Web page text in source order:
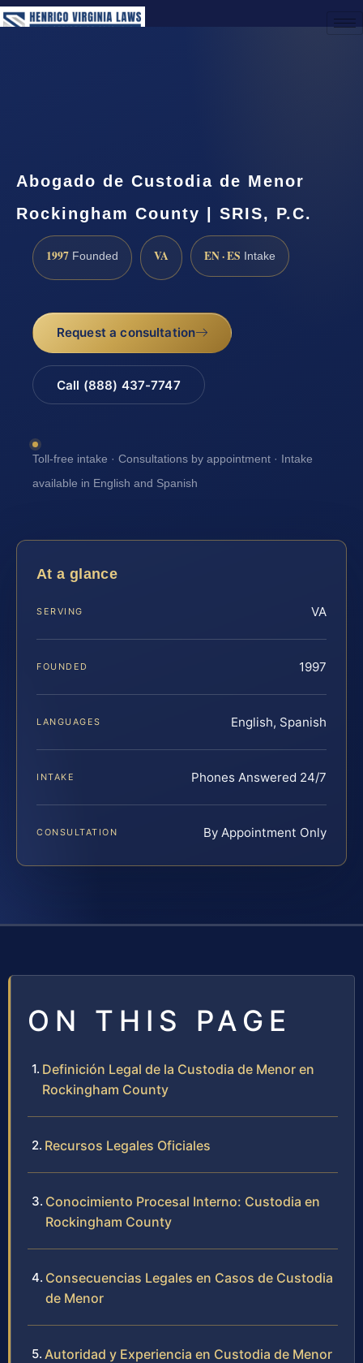
Abogado de Custodia de Menor
Rockingham County | SRIS, P.C.
1997 Founded VA EN · ES Intake
Request a consultation
Call (888) 437-7747
Toll-free intake · Consultations by appointment · Intake
available in English and Spanish
At a glance
SERVING VA
FOUNDED 1997
LANGUAGES English, Spanish
INTAKE Phones Answered 24/7
CONSULTATION By Appointment Only
ON THIS PAGE
Definición Legal de la Custodia de Menor en
Rockingham County
Recursos Legales Oficiales
Conocimiento Procesal Interno: Custodia en
Rockingham County
Consecuencias Legales en Casos de Custodia
de Menor
Autoridad y Experiencia en Custodia de Menor